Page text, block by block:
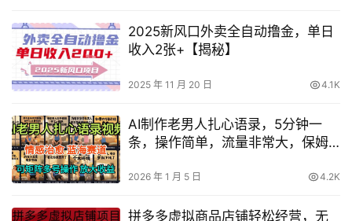
2025新风口外卖全自动撸金，单日
收入2张+【揭秘】
2025 年 11 月 20 日 4.1K
AI制作老男人扎心语录，5分钟一
条，操作简单，流量非常大，保姆
2026 年 1 月 5 日 4.2K
拼多多虚拟商品店铺轻松经营，无